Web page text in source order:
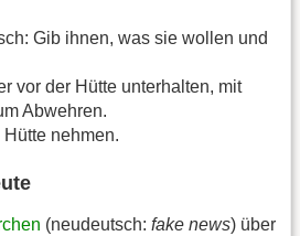
Gib ihnen, was sie wollen und
vor der Hütte unterhalten, mit
Abwehren.
nehmen.
(neudeutsch: fake news) über